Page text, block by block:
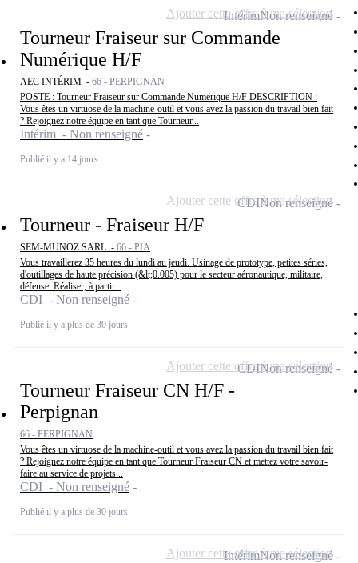
Tourneur Fraiseur sur Commande
Numérique H/F
AEC INTÉRIM - 66 - PERPIGNAN
POSTE : Tourneur Fraiseur sur Commande Numérique H/F DESCRIPTION :
Vous êtes un virtuose de la machine-outil et vous avez la passion du travail bien fait
? Rejoignez notre équipe en tant que Tourneur...
Intérim - Non renseigné
Publié il y a 14 jours
IntérimNon renseigné
Ajouter cette offre à ma sélection
Tourneur - Fraiseur H/F
SEM-MUNOZ SARL - 66 - PIA
Vous travaillerez 35 heures du lundi au jeudi. Usinage de prototype, petites séries,
d'outillages de haute précision (&lt;0.005) pour le secteur aéronautique, militaire,
défense. Réaliser, à partir...
CDI - Non renseigné
Publié il y a plus de 30 jours
CDINon renseigné
Ajouter cette offre à ma sélection
Tourneur Fraiseur CN H/F -
Perpignan
66 - PERPIGNAN
Vous êtes un virtuose de la machine-outil et vous avez la passion du travail bien fait
? Rejoignez notre équipe en tant que Tourneur Fraiseur CN et mettez votre savoir-
faire au service de projets...
CDI - Non renseigné
Publié il y a plus de 30 jours
CDINon renseigné
Ajouter cette offre à ma sélection
IntérimNon renseigné
Ajouter cette offre à ma sélection